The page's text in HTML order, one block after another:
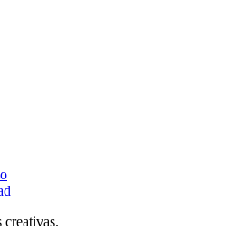
creativas.